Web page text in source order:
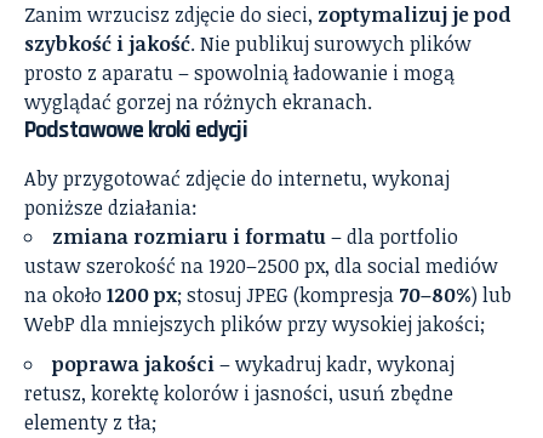
Zanim wrzucisz zdjęcie do sieci, zoptymalizuj je pod
szybkość i jakość. Nie publikuj surowych plików
prosto z aparatu – spowolnią ładowanie i mogą
wyglądać gorzej na różnych ekranach.
Podstawowe kroki edycji
Aby przygotować zdjęcie do internetu, wykonaj
poniższe działania:
zmiana rozmiaru i formatu– dla portfolio
ustaw szerokość na 1920–2500 px, dla social mediów
na około 1200 px; stosuj JPEG (kompresja 70–80%) lub
WebP dla mniejszych plików przy wysokiej jakości;
poprawa jakości– wykadruj kadr, wykonaj
retusz, korektę kolorów i jasności, usuń zbędne
elementy z tła;